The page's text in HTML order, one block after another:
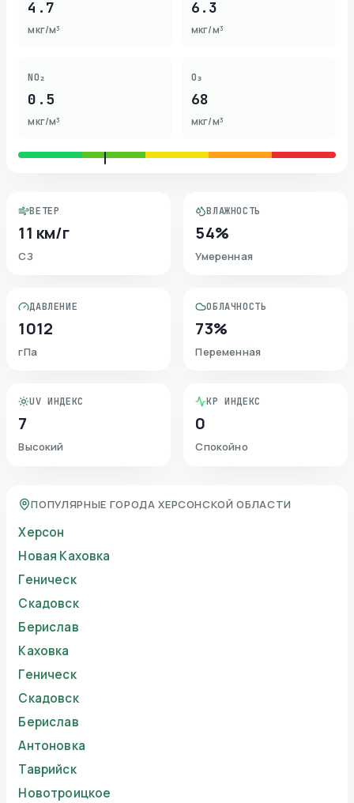
4.7
мкг/м³
6.3
мкг/м³
NO₂
0.5
мкг/м³
O₃
68
мкг/м³
ВЕТЕР
11 км/г
СЗ
ВЛАЖНОСТЬ
54%
Умеренная
ДАВЛЕНИЕ
1012
гПа
ОБЛАЧНОСТЬ
73%
Переменная
UV ИНДЕКС
7
Высокий
KP ИНДЕКС
0
Спокойно
ПОПУЛЯРНЫЕ ГОРОДА ХЕРСОНСКОЙ ОБЛАСТИ
Херсон
Новая Каховка
Геническ
Скадовск
Берислав
Каховка
Геническ
Скадовск
Берислав
Антоновка
Таврийск
Новотроицкое